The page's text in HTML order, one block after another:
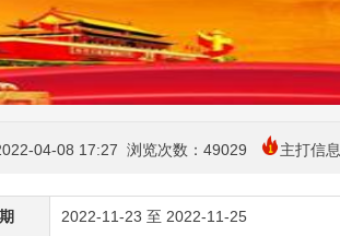
04-08 17:27 浏览次数： 49029 主打信息
2022-11-23 至 2022-11-25